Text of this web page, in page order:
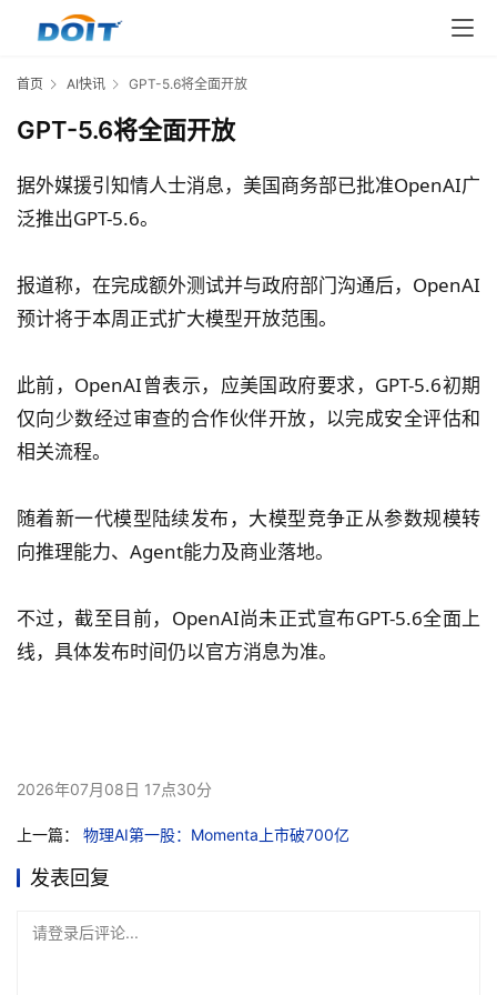
首页 AI快讯 GPT-5.6将全面开放
GPT-5.6将全面开放
据外媒援引知情人士消息，美国商务部已批准OpenAI广
泛推出GPT-5.6。
报道称，在完成额外测试并与政府部门沟通后，OpenAI
预计将于本周正式扩大模型开放范围。
此前，OpenAI曾表示，应美国政府要求，GPT-5.6初期
仅向少数经过审查的合作伙伴开放，以完成安全评估和
相关流程。
随着新一代模型陆续发布，大模型竞争正从参数规模转
向推理能力、Agent能力及商业落地。
不过，截至目前，OpenAI尚未正式宣布GPT-5.6全面上
线，具体发布时间仍以官方消息为准。
2026年07月08日 17点30分
上一篇： 物理AI第一股：Momenta上市破700亿
发表回复
请登录后评论...